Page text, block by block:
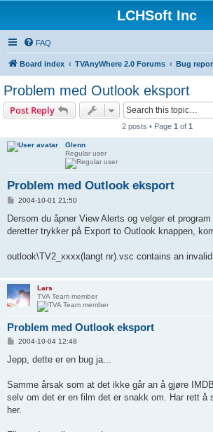
LCHSoft Inc
FAQ
Board index TVAnyWhere 2.0 Forums Bug
Problem med Outlook eksport
Post Reply
2 posts • Page 1 of 1
Glenn
Regular user
Problem med Outlook eksport
P
s
2004-10-01 21:50
Dersom du åpner View Alerts og velger et
deretter trykker på Export to Outlook knappen,
outlook\TV2_xxxx(langt nr).vsc contains an
Lars
TVA Team member
Problem med Outlook eksport
P
s
t
2004-10-04 12:48
Jepp, dette er en bug ja...
Samme årsak som at det ikke går an å gjøre
selv om det er en film det er snakk om. Har rett å
her.